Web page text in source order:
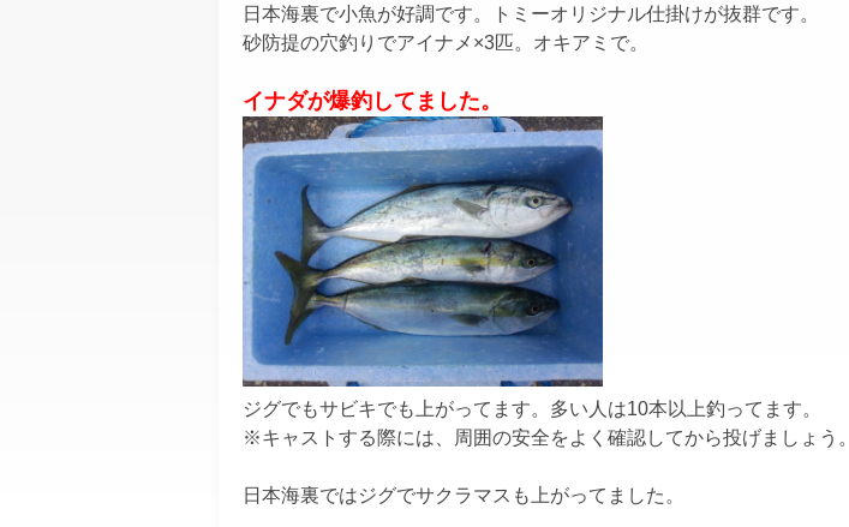
日本海裏で小魚が好調です。トミーオリジナル仕掛けが抜群です。
砂防提の穴釣りでアイナメ×3匹。オキアミで。
イナダが爆釣してました。
ジグでもサビキでも上がってます。多い人は10本以上釣ってます。
※キャストする際には、周囲の安全をよく確認してから投げましょう。
日本海裏ではジグでサクラマスも上がってました。